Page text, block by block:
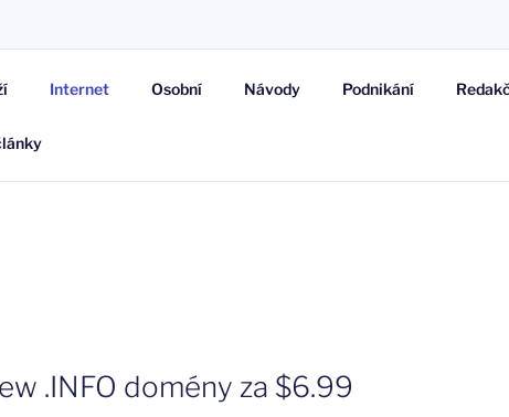
Internet Osobní Návody Podnikání
.INFO domény za $6.99